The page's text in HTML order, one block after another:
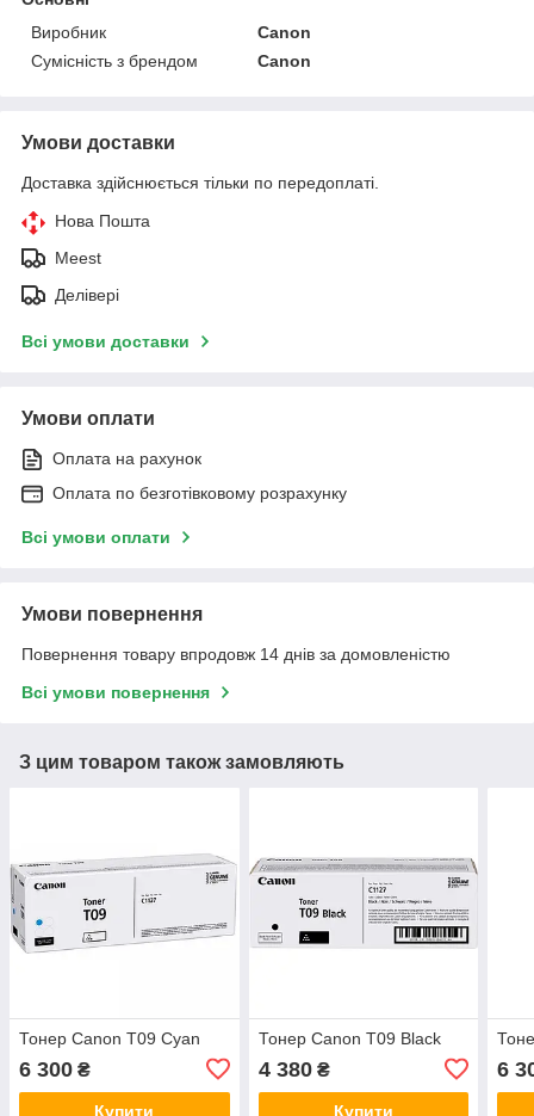
Виробник
Canon
Сумісність з брендом
Canon
Умови доставки
Доставка здійснюється тільки по передоплаті.
Нова Пошта
Meest
Делівері
Всі умови доставки
Умови оплати
Оплата на рахунок
Оплата по безготівковому розрахунку
Всі умови оплати
Умови повернення
Повернення товару впродовж 14 днів за домовленістю
Всі умови повернення
З цим товаром також замовляють
Тонер Canon T09 Cyan
6 300 ₴
Купити
Тонер Canon T09 Black
4 380₴
Купити
6